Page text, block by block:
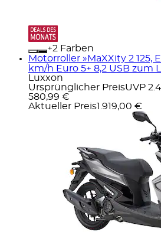
+
Farben
Motorroller »MaXXity 2 125,
km/h Euro 5+ 8,2 USB zum
Luxxon
Ursprünglicher PreisUVP
580,99 €
Aktueller Preis1.919,00 €